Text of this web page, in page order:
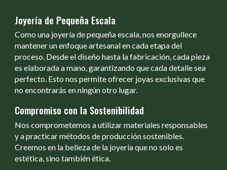
Joyería de Pequeña Escala
Como una joyería de pequeña escala, nos enorgullece
mantener un enfoque artesanal en cada etapa del
proceso. Desde el diseño hasta la fabricación, cada pieza
es elaborada a mano, garantizando que cada detalle sea
perfecto. Esto nos permite ofrecer joyas exclusivas que
no encontrarás en ningún otro lugar.
Compromiso con la Sostenibilidad
Nos comprometemos a utilizar materiales responsables
y a practicar métodos de producción sostenibles.
Creemos en la belleza de la joyería que no solo es
estética, sino también ética.